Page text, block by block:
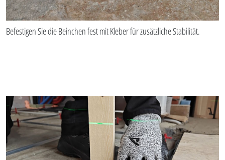
Befestigen Sie die Beinchen fest mit Kleber für zusätzliche Stabilität.